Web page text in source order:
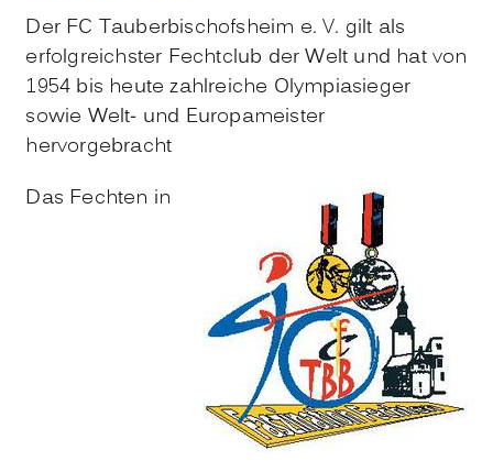
Der FC Tauberbischofsheim e. V. gilt als
erfolgreichster Fechtclub der Welt und hat von
1954 bis heute zahlreiche Olympiasieger
sowie Welt- und Europameister
hervorgebracht
Das Fechten in